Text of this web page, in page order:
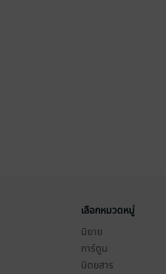
เลือกหมวดหมู่
นิยาย
การ์ตูน
นิตยสาร